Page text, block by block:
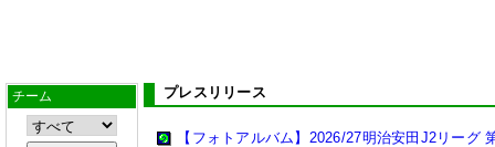
チーム プレスリリース
【フォトアルバム】2026/27明治安田J2リーグ